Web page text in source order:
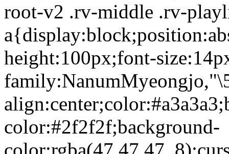
root-v2 .rv-middle .rv-
height:100px;font-
color:#2f2f2f;background-